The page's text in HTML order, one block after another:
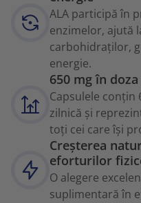
ALA participă în
enzimelor, ajută
carbohidraților,
energie.
650 mg în
Capsulele conțin
zilnică și
toți cei care își
Creșterea
eforturilor
O alegere
suplimentară în